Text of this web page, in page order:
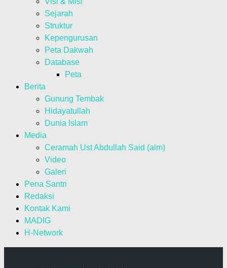
Sejarah
Struktur
Kepengurusan
Peta Dakwah
Database
Peta
Berita
Gunung Tembak
Hidayatullah
Dunia Islam
Media
Ceramah Ust Abdullah Said (alm)
Video
Galeri
Pena Santri
Redaksi
Kontak Kami
MADIG
H-Network